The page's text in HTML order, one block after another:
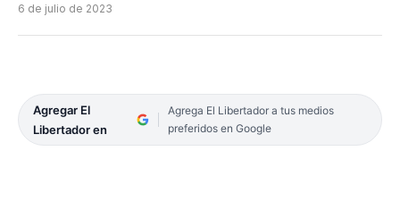
6 de julio de 2023
Agregar El
Libertador en
Agrega El Libertador a tus medios
preferidos en Google